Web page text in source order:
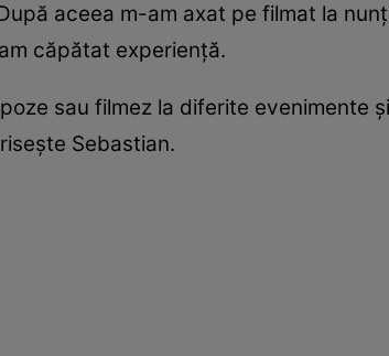
aceea m-am axat pe filmat la
căpătat experienţă.
sau filmez la diferite evenimente
Sebastian.